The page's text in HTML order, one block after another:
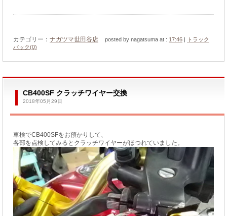
カテゴリー： ナガツマ世田谷店 posted by nagatsuma at : 17:46 |
トラック
バック(0)
CB400SF クラッチワイヤー交換
2018年05月29日
車検でCB400SFをお預かりして、
各部を点検してみるとクラッチワイヤーがほつれていました。